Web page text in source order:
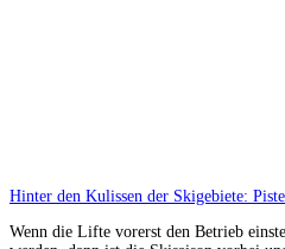
Hinter den Kulissen der Skigebiete:
Wenn die Lifte vorerst den Betrieb